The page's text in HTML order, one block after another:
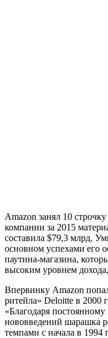
Amazon занял 10
компании за 2015
составила $79,3 млрд.
основном успехами его
паутина-магазина,
высоким уровнем
Впервинку Amazon
ритейла» Deloitte в 2000
«Благодаря
нововведений шарашка
темпами с начала в 1994